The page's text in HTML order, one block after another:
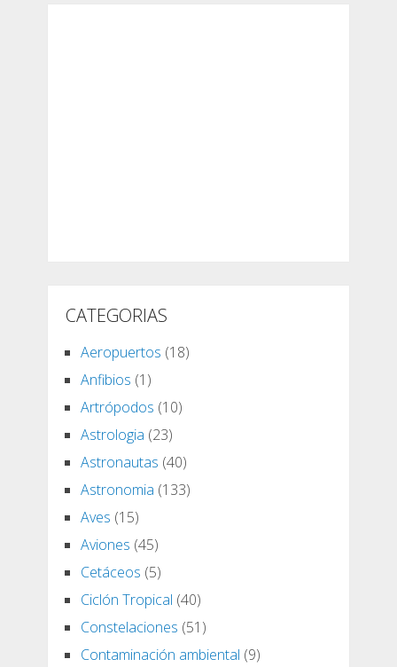
CATEGORIAS
Aeropuertos (18)
Anfibios (1)
Artrópodos (10)
Astrologia (23)
Astronautas (40)
Astronomia (133)
Aves (15)
Aviones (45)
Cetáceos (5)
Ciclón Tropical (40)
Constelaciones (51)
Contaminación ambiental (9)